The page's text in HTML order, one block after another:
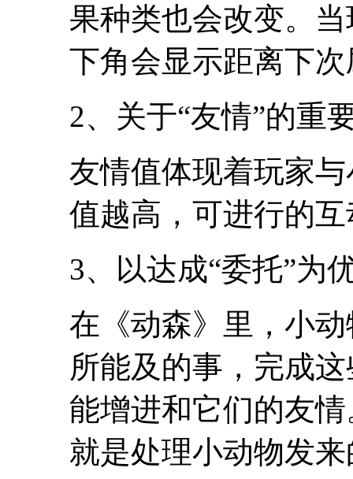
果种类也会改变。
下角会显示距离下
2、关于“友情”的重
友情值体现着玩家
值越高，可进行的
3、以达成“委托”为
在《动森》里，小
所能及的事，完成
能增进和它们的友
就是处理小动物发来